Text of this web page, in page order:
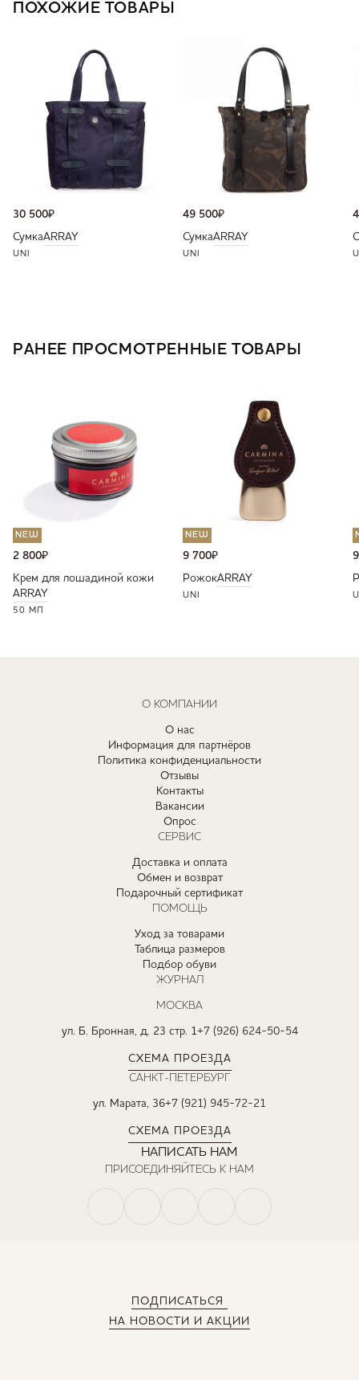
ПОХОЖИЕ ТОВАРЫ
30 500₽
СумкаARRAY
UNI
49 500₽
СумкаARRAY
UNI
РАНЕЕ ПРОСМОТРЕННЫЕ ТОВАРЫ
NEW
2 800₽
Крем для лошадиной кожи
ARRAY
50 МЛ
NEW
9 700₽
РожокARRAY
UNI
ПОДПИСАТЬСЯ
НА НОВОСТИ И АКЦИИ
О КОМПАНИИ
О нас
Информация для партнёров
Политика конфиденциальности
Отзывы
Контакты
Вакансии
Опрос
СЕРВИС
Доставка и оплата
Обмен и возврат
Подарочный сертификат
ПОМОЩЬ
Уход за товарами
Таблица размеров
Подбор обуви
ЖУРНАЛ
МОСКВА
ул. Б. Бронная, д. 23 стр. 1+7 (926) 624-50-54
СХЕМА ПРОЕЗДА
САНКТ-ПЕТЕРБУРГ
ул. Марата, 36+7 (921) 945-72-21
СХЕМА ПРОЕЗДА
НАПИСАТЬ НАМ
ПРИСОЕДИНЯЙТЕСЬ К НАМ